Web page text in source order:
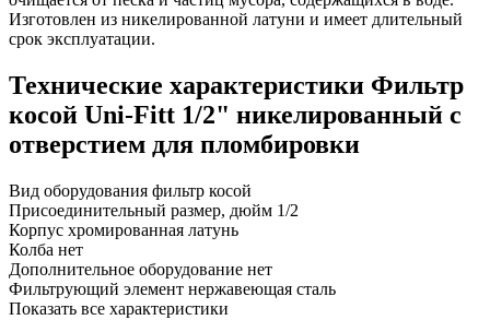
Изготовлен из никелированной латуни и имеет длительный
срок эксплуатации.
Технические характеристики Фильтр
косой Uni-Fitt 1/2" никелированный с
отверстием для пломбировки
Вид оборудования фильтр косой
Присоединительный размер, дюйм 1/2
Корпус хромированная латунь
Колба нет
Дополнительное оборудование нет
Фильтрующий элемент нержавеющая сталь
Показать все характеристики